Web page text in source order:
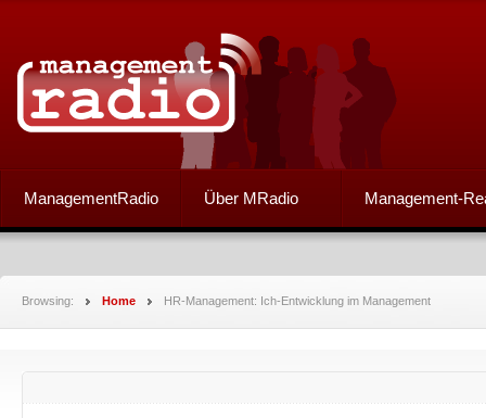
ManagementRadio Über MRadio Management-
Browsing: Home HR-Management: Ich-Entwicklung im Management